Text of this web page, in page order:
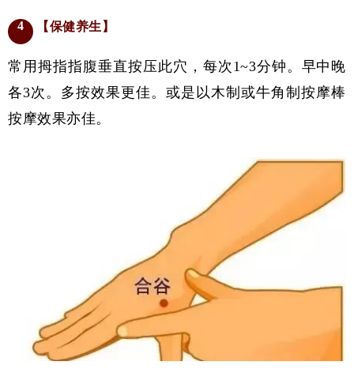
4 【保健养生】
常用拇指指腹垂直按压此穴，每次1~3分钟。 早中晚
各3次。多按效果更佳。或是以木制或牛角制按摩棒
按摩效果亦佳。